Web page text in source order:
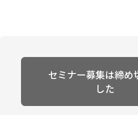
セミナー募集は締め
した